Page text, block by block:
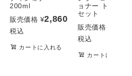
200ml
販売価格 ¥2,860
税込
カートに入れる
ョナー トライア
セット
販売価格
税込
カートに入れる